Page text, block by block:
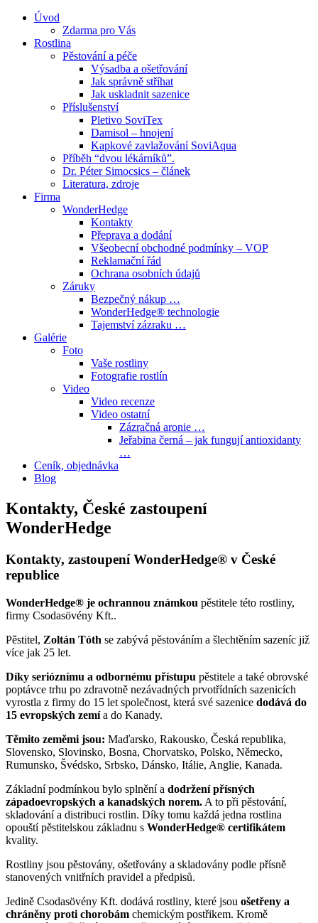
Úvod
Zdarma pro Vás
Rostlina
Pěstování a péče
Výsadba a ošetřování
Jak správně stříhat
Jak uskladnit sazenice
Příslušenství
Pletivo SoviTex
Damisol – hnojení
Kapkové zavlažování SoviAqua
Příběh “dvou lékárníků”.
Dr. Péter Simocsics – článek
Literatura, zdroje
Firma
WonderHedge
Kontakty
Přeprava a dodání
Všeobecní obchodné podmínky – VOP
Reklamační řád
Ochrana osobních údajů
Záruky
Bezpečný nákup …
WonderHedge® technologie
Tajemství zázraku …
Galérie
Foto
Vaše rostliny
Fotografie rostlín
Video
Video recenze
Video ostatní
Zázračná aronie …
Jeřabina černá – jak fungují antioxidanty
…
Ceník, objednávka
Blog
Kontakty, České zastoupení
WonderHedge
Kontakty, zastoupení WonderHedge® v České
republice
WonderHedge® je ochrannou známkou pěstitele této rostliny,
firmy Csodasövény Kft..
Pěstitel, Zoltán Tóth se zabývá pěstováním a šlechtěním sazeníc již
více jak 25 let.
Díky serióznímu a odbornému přístupu pěstitele a také obrovské
poptávce trhu po zdravotně nezávadných prvotřídních sazenicích
vyrostla z firmy do 15 let společnost, která své sazenice dodává do
15 evropských zemía do Kanady.
Těmito zeměmi jsou: Maďarsko, Rakousko, Česká republika,
Slovensko, Slovinsko, Bosna, Chorvatsko, Polsko, Německo,
Rumunsko, Švédsko, Srbsko, Dánsko, Itálie, Anglie, Kanada.
Základní podmínkou bylo splnění a dodržení přísných
západoevropských a kanadských norem. A to při pěstování,
skladování a distribuci rostlin. Díky tomu každá jedna rostlina
opouští pěstitelskou základnu s WonderHedge® certifikátem
kvality.
Rostliny jsou pěstovány, ošetřovány a skladovány podle přísně
stanovených vnitřních pravidel a předpisů.
Jedině Csodasövény Kft. dodává rostliny, které jsou ošetřeny a
chráněny proti chorobám chemickým postřikem. Kromě